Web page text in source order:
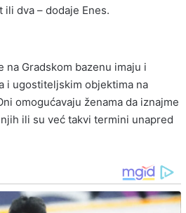
dva – dodaje Enes.
na Gradskom bazenu imaju i
i ugostiteljskim objektima na
omogućavaju ženama da iznajme
ili su već takvi termini unapred